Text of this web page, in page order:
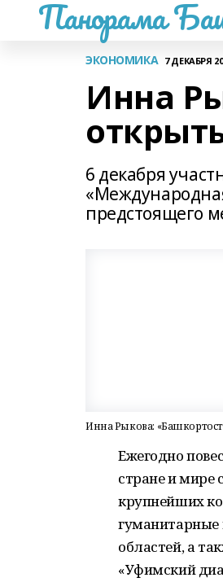
Панорама
ЭКОНОМИКА 7 ДЕКАБРЯ
Инна
6 декабря
предстоящего
Инна Рыкова:
Ежегодно
стране и мире
крупнейших
гуманитарные
областей, а
«Уфимский